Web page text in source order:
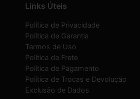
Links Úteis
Política de Privacidade
Política de Garantia
Termos de Uso
Política de Frete
Política de Pagamento
Política de Trocas e Devolução
Exclusão de Dados